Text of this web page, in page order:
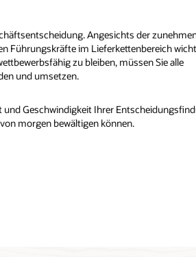
Angesichts der
Führungskräfte im Lieferkettenbereich
zu bleiben, müssen Sie alle
und umsetzen.
und Geschwindigkeit Ihrer
morgen bewältigen können.